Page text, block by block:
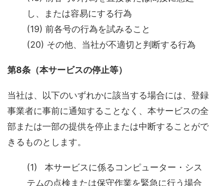
し、または容易にする行為
(19) 前各号の行為を試みること
(20) その他、当社が不適切と判断する行為
第8条（本サービスの停止等）
当社は、以下のいずれかに該当する場合には、登録
事業者に事前に通知することなく、本サービスの全
部または一部の提供を停止または中断することがで
きるものとします。
(1) 本サービスに係るコンピューター・シス
テムの点検または保守作業を緊急に行う場合